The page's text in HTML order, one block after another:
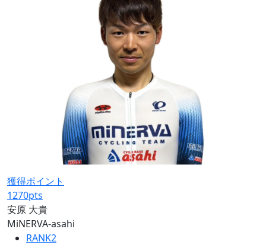
獲得ポイント
1270pts
安原 大貴
MiNERVA-asahi
RANK2